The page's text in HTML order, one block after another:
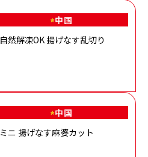
中国
自然解凍OK 揚げなす乱切り
中国
ミニ 揚げなす麻婆カット